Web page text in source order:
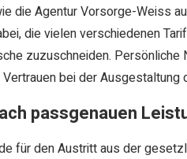
die Agentur Vorsorge-Weiss
die vielen verschiedenen
zuzuschneiden. Persönliche
bei der Ausgestaltung
passgenauen
für den Austritt aus der